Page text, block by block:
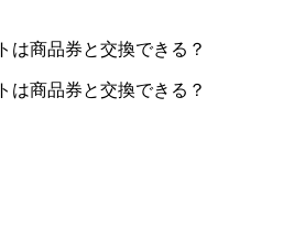
は商品券と交換できる？
は商品券と交換できる？